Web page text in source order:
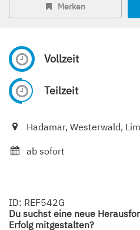
Merken
Vollzeit
Teilzeit
Hadamar, Westerwald,
ab sofort
ID: REF542G
Du suchst eine neue
Erfolg mitgestalten?